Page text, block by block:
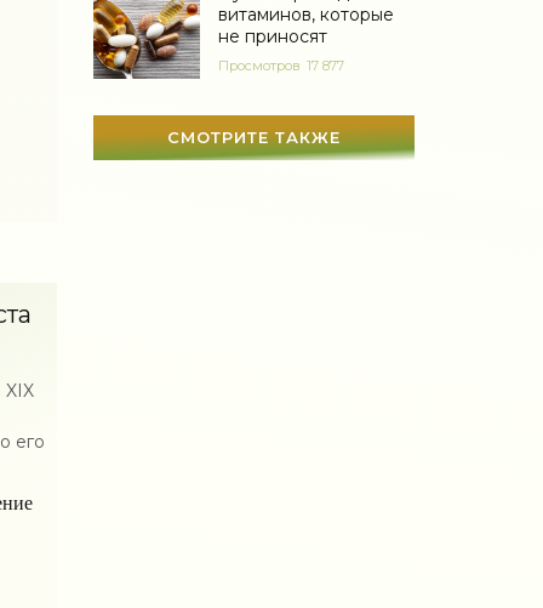
его
Мир женщины (1812)
витаминов, которые
не приносят
Просмотров 17 877
СМОТРИТЕ ТАКЖЕ